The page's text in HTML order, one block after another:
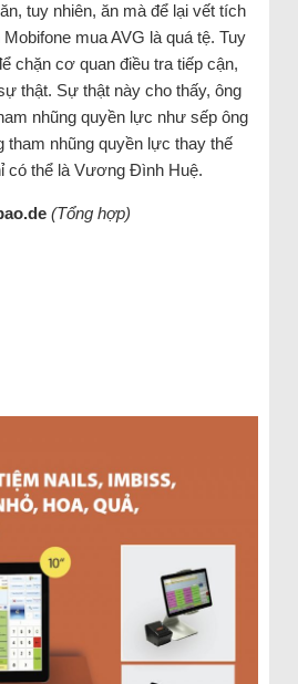
tuy nhiên, ăn mà để lại vết tích
mua AVG là quá tệ. Tuy
chặn cơ quan điều tra tiếp cận,
thật. Sự thật này cho thấy, ông
nhũng quyền lực như sếp ông
tham nhũng quyền lực thay thế
có thể là Vương Đình Huệ.
(Tổng hợp)